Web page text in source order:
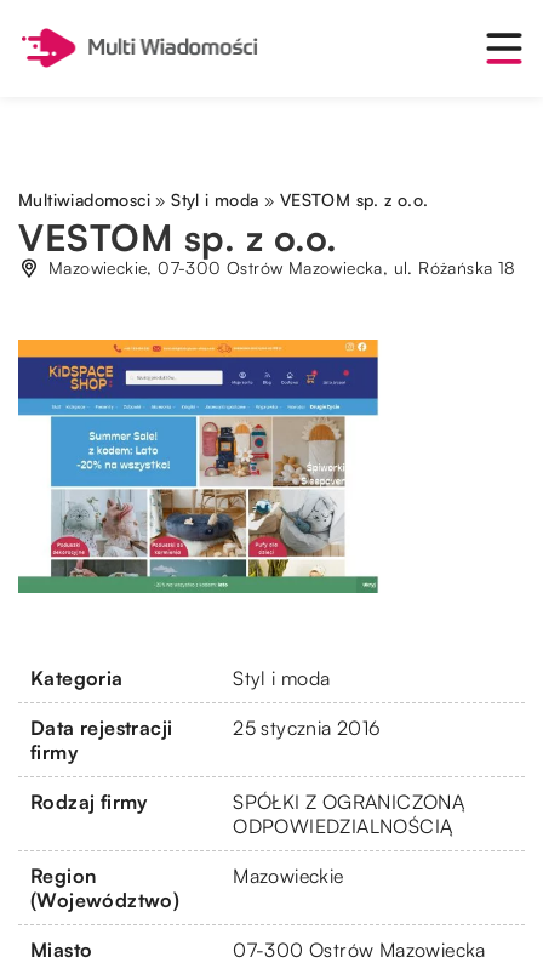
Multiwiadomosci »Styl i moda » VESTOM sp. z o.o.
VESTOM sp. z o.o.
Mazowieckie, 07-300 Ostrów Mazowiecka, ul. Różańska 18
Kategoria Styl i moda
Data rejestracji
firmy
25 stycznia 2016
Rodzaj firmy
SPÓŁKI Z OGRANICZONĄ
ODPOWIEDZIALNOŚCIĄ
Region
(Województwo)
Mazowieckie
Miasto 07-300 Ostrów Mazowiecka